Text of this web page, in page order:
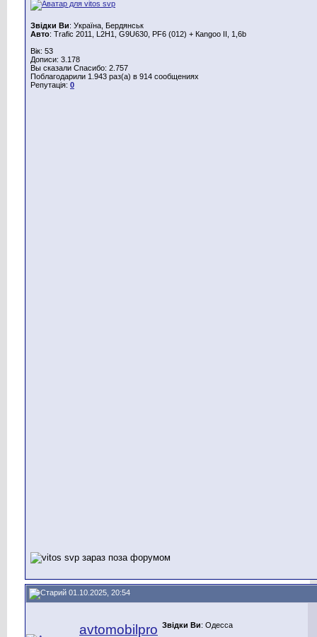
Звідки Ви: Україна, Бердянськ
Авто: Trafic 2011, L2H1, G9U630, PF6 (012) + Каngoo II, 1,6b
Вік: 53
Дописи: 3.178
Вы сказали Спасибо: 2.757
Поблагодарили 1.943 раз(а) в 914 сообщениях
Репутація: 0
01.10.2025, 20:54
avtomobilpro Звідки Ви: Одесса